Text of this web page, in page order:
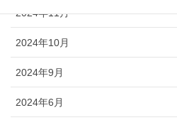
2024年11月
2024年10月
2024年9月
2024年6月